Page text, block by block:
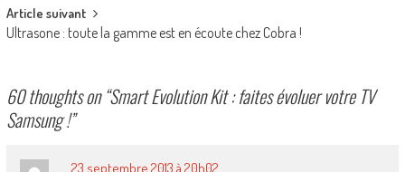
Article suivant
Ultrasone : toute la gamme est en écoute chez Cobra !
60 thoughts on “Smart Evolution Kit : faites évoluer votre TV
Samsung !”
23 septembre 2013 à 20h02